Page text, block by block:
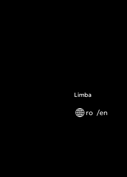
Limba
ro en